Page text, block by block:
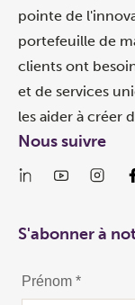
pointe de
portefeuille de
clients ont
et de services
les aider à créer
Nous suivre
S'abonner à